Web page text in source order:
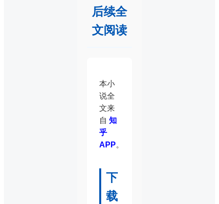
后续全
文阅读
本小
说全
文来
自 知
乎
APP。
下
载